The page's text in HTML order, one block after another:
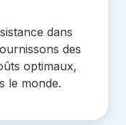
dans
des
optimaux,
le monde.